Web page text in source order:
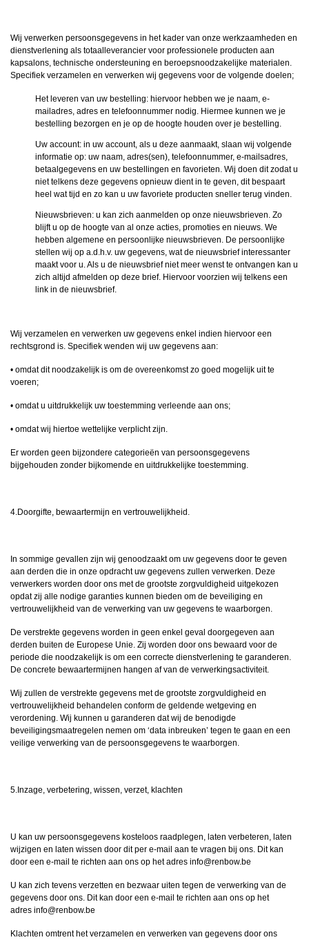
Wij verwerken persoonsgegevens in het kader van onze werkzaamheden en
dienstverlening als totaalleverancier voor professionele producten aan
kapsalons, technische ondersteuning en beroepsnoodzakelijke materialen.
Specifiek verzamelen en verwerken wij gegevens voor de volgende doelen;
Het leveren van uw bestelling: hiervoor hebben we je naam, e-
mailadres, adres en telefoonnummer nodig. Hiermee kunnen we je
bestelling bezorgen en je op de hoogte houden over je bestelling.
Uw account: in uw account, als u deze aanmaakt, slaan wij volgende
informatie op: uw naam, adres(sen), telefoonnummer, e-mailsadres,
betaalgegevens en uw bestellingen en favorieten. Wij doen dit zodat u
niet telkens deze gegevens opnieuw dient in te geven, dit bespaart
heel wat tijd en zo kan u uw favoriete producten sneller terug vinden.
Nieuwsbrieven: u kan zich aanmelden op onze nieuwsbrieven. Zo
blijft u op de hoogte van al onze acties, promoties en nieuws. We
hebben algemene en persoonlijke nieuwsbrieven. De persoonlijke
stellen wij op a.d.h.v. uw gegevens, wat de nieuwsbrief interessanter
maakt voor u. Als u de nieuwsbrief niet meer wenst te ontvangen kan u
zich altijd afmelden op deze brief. Hiervoor voorzien wij telkens een
link in de nieuwsbrief.
Wij verzamelen en verwerken uw gegevens enkel indien hiervoor een
rechtsgrond is. Specifiek wenden wij uw gegevens aan:
• omdat dit noodzakelijk is om de overeenkomst zo goed mogelijk uit te
voeren;
• omdat u uitdrukkelijk uw toestemming verleende aan ons;
• omdat wij hiertoe wettelijke verplicht zijn.
Er worden geen bijzondere categorieën van persoonsgegevens
bijgehouden zonder bijkomende en uitdrukkelijke toestemming.
4.Doorgifte, bewaartermijn en vertrouwelijkheid.
In sommige gevallen zijn wij genoodzaakt om uw gegevens door te geven
aan derden die in onze opdracht uw gegevens zullen verwerken. Deze
verwerkers worden door ons met de grootste zorgvuldigheid uitgekozen
opdat zij alle nodige garanties kunnen bieden om de beveiliging en
vertrouwelijkheid van de verwerking van uw gegevens te waarborgen.
De verstrekte gegevens worden in geen enkel geval doorgegeven aan
derden buiten de Europese Unie. Zij worden door ons bewaard voor de
periode die noodzakelijk is om een correcte dienstverlening te garanderen.
De concrete bewaartermijnen hangen af van de verwerkingsactiviteit.
Wij zullen de verstrekte gegevens met de grootste zorgvuldigheid en
vertrouwelijkheid behandelen conform de geldende wetgeving en
verordening. Wij kunnen u garanderen dat wij de benodigde
beveiligingsmaatregelen nemen om ‘data inbreuken’ tegen te gaan en een
veilige verwerking van de persoonsgegevens te waarborgen.
5.Inzage, verbetering, wissen, verzet, klachten
U kan uw persoonsgegevens kosteloos raadplegen, laten verbeteren, laten
wijzigen en laten wissen door dit per e-mail aan te vragen bij ons. Dit kan
door een e-mail te richten aan ons op het adres info@renbow.be
U kan zich tevens verzetten en bezwaar uiten tegen de verwerking van de
gegevens door ons. Dit kan door een e-mail te richten aan ons op het
adres info@renbow.be
Klachten omtrent het verzamelen en verwerken van gegevens door ons